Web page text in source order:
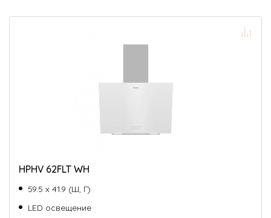
HPHV 62FLT WH
59.5 х 41.9 (Ш, Г)
LED освещение